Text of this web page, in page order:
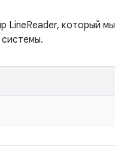
LineReader, который мы
системы.